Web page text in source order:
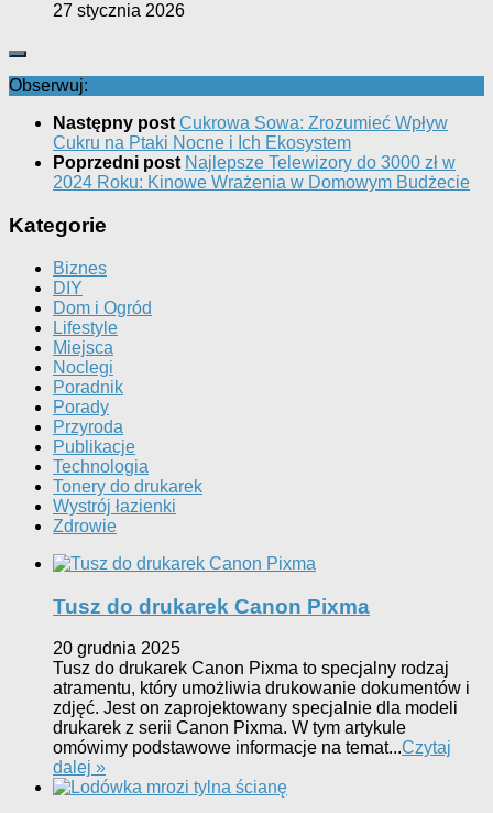
27 stycznia 2026
Obserwuj:
Następny postCukrowa Sowa: Zrozumieć Wpływ
Cukru na Ptaki Nocne i Ich Ekosystem
Poprzedni post Najlepsze Telewizory do 3000 zł w
2024 Roku: Kinowe Wrażenia w Domowym Budżecie
Kategorie
Biznes
DIY
Dom i Ogród
Lifestyle
Miejsca
Noclegi
Poradnik
Porady
Przyroda
Publikacje
Technologia
Tonery do drukarek
Wystrój łazienki
Zdrowie
Tusz do drukarek Canon Pixma
20 grudnia 2025
Tusz do drukarek Canon Pixma to specjalny rodzaj
atramentu, który umożliwia drukowanie dokumentów i
zdjęć. Jest on zaprojektowany specjalnie dla modeli
drukarek z serii Canon Pixma. W tym artykule
omówimy podstawowe informacje na temat...Czytaj
dalej »